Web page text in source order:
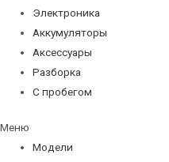
Электроника
Аккумуляторы
Аксессуары
Разборка
С пробегом
Меню
Модели